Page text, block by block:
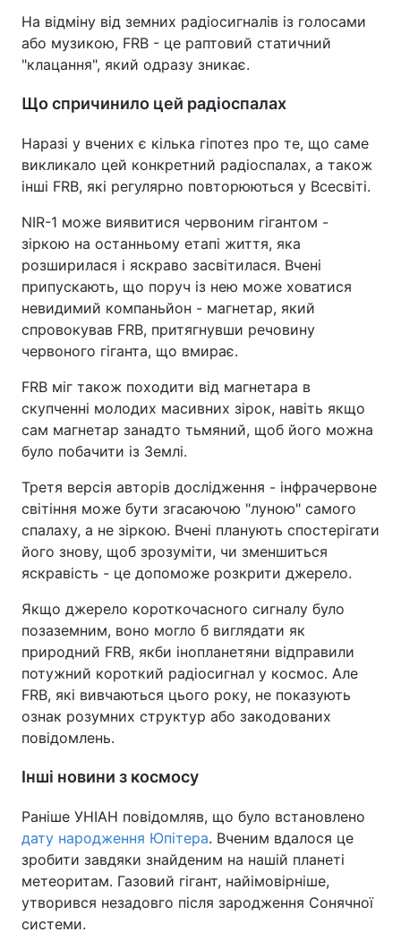
На відміну від земних радіосигналів із голосами
або музикою, FRB - це раптовий статичний
"клацання", який одразу зникає.
Що спричинило цей радіоспалах
Наразі у вчених є кілька гіпотез про те, що саме
викликало цей конкретний радіоспалах, а також
інші FRB, які регулярно повторюються у Всесвіті.
NIR-1 може виявитися червоним гігантом -
зіркою на останньому етапі життя, яка
розширилася і яскраво засвітилася. Вчені
припускають, що поруч із нею може ховатися
невидимий компаньйон - магнетар, який
спровокував FRB, притягнувши речовину
червоного гіганта, що вмирає.
FRB міг також походити від магнетара в
скупченні молодих масивних зірок, навіть якщо
сам магнетар занадто тьмяний, щоб його можна
було побачити із Землі.
Третя версія авторів дослідження - інфрачервоне
світіння може бути згасаючою "луною" самого
спалаху, а не зіркою. Вчені планують спостерігати
його знову, щоб зрозуміти, чи зменшиться
яскравість - це допоможе розкрити джерело.
Якщо джерело короткочасного сигналу було
позаземним, воно могло б виглядати як
природний FRB, якби інопланетяни відправили
потужний короткий радіосигнал у космос. Але
FRB, які вивчаються цього року, не показують
ознак розумних структур або закодованих
повідомлень.
Інші новини з космосу
Раніше УНІАН повідомляв, що було встановлено
дату народження Юпітера. Вченим вдалося це
зробити завдяки знайденим на нашій планеті
метеоритам. Газовий гігант, найімовірніше,
утворився незадовго після зародження Сонячної
системи.